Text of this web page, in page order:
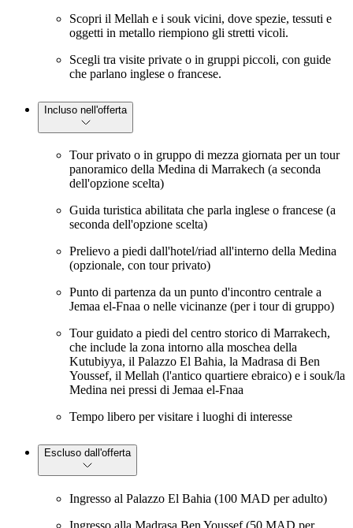
Scopri il Mellah e i souk vicini, dove spezie, tessuti e
oggetti in metallo riempiono gli stretti vicoli.
Scegli tra visite private o in gruppi piccoli, con guide
che parlano inglese o francese.
Incluso nell'offerta
Tour privato o in gruppo di mezza giornata per un tour
panoramico della Medina di Marrakech (a seconda
dell'opzione scelta)
Guida turistica abilitata che parla inglese o francese (a
seconda dell'opzione scelta)
Prelievo a piedi dall'hotel/riad all'interno della Medina
(opzionale, con tour privato)
Punto di partenza da un punto d'incontro centrale a
Jemaa el-Fnaa o nelle vicinanze (per i tour di gruppo)
Tour guidato a piedi del centro storico di Marrakech,
che include la zona intorno alla moschea della
Kutubiyya, il Palazzo El Bahia, la Madrasa di Ben
Youssef, il Mellah (l'antico quartiere ebraico) e i souk/la
Medina nei pressi di Jemaa el-Fnaa
Tempo libero per visitare i luoghi di interesse
Escluso dall'offerta
Ingresso al Palazzo El Bahia (100 MAD per adulto)